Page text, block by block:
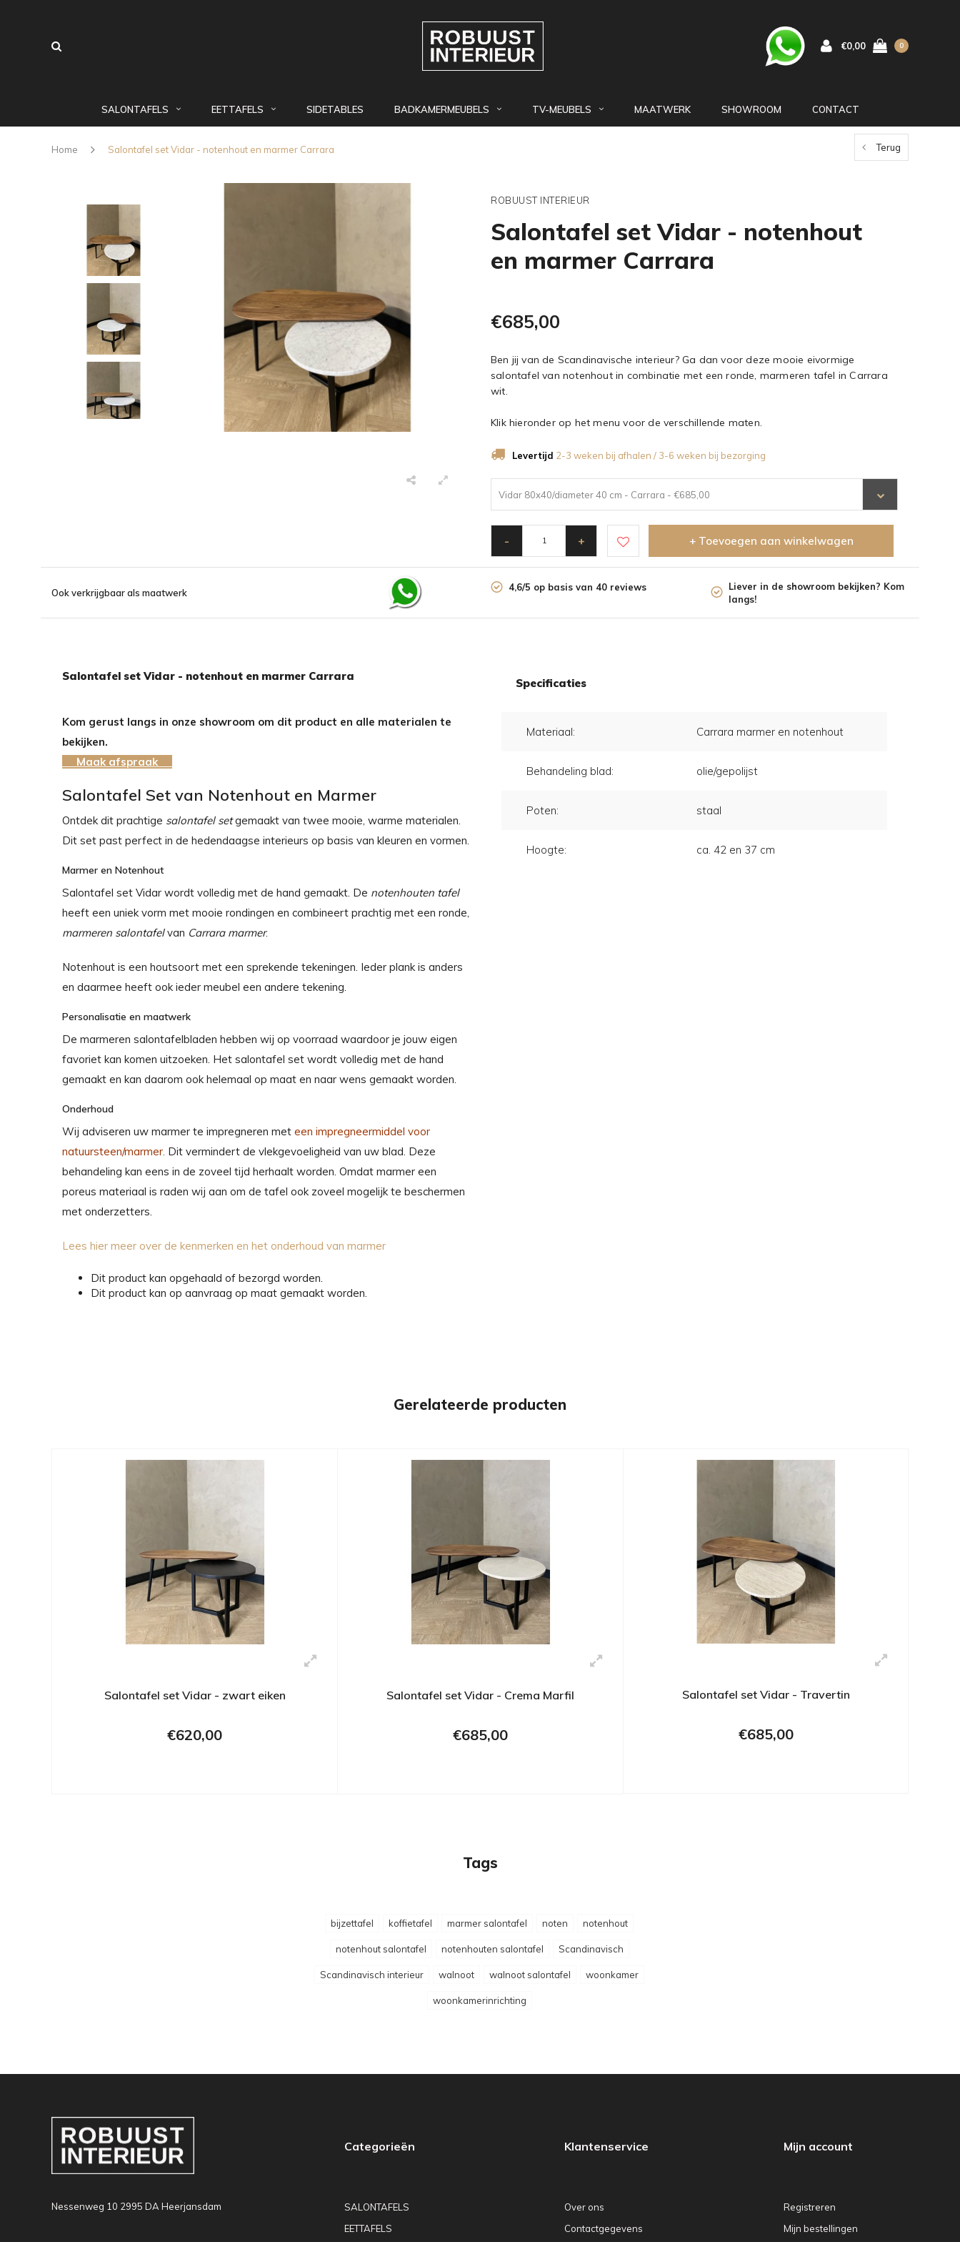
€0,00 0
SALONTAFELS EETTAFELS SIDETABLES BADKAMERMEUBELS TV-MEUBELS MAATWERK SHOWROOM CONTACT
Home Salontafel set Vidar - notenhout en marmer Carrara Terug
ROBUUST INTERIEUR
Salontafel set Vidar - notenhout
en marmer Carrara
€685,00
Ben jij van de Scandinavische interieur? Ga dan voor deze mooie eivormige
salontafel van notenhout in combinatie met een ronde, marmeren tafel in Carrara
wit.
Klik hieronder op het menu voor de verschillende maten.
Levertijd 2-3 weken bij afhalen / 3-6 weken bij bezorging
Vidar 80x40/diameter 40 cm - Carrara - €685,00
- + + Toevoegen aan winkelwagen
Ook verkrijgbaar als maatwerk 4,6/5 op basis van 40 reviews
Liever in de showroom bekijken? Kom
langs!
Salontafel set Vidar - notenhout en marmer Carrara
Kom gerust langs in onze showroom om dit product en alle materialen te
bekijken.
Maak afspraak
Salontafel Set van Notenhout en Marmer
Ontdek dit prachtige salontafel setgemaakt van twee mooie, warme materialen.
Dit set past perfect in de hedendaagse interieurs op basis van kleuren en vormen.
Marmer en Notenhout
Salontafel set Vidar wordt volledig met de hand gemaakt. De notenhouten tafel
heeft een uniek vorm met mooie rondingen en combineert prachtig met een ronde,
marmeren salontafelvan Carrara marmer.
Notenhout is een houtsoort met een sprekende tekeningen. Ieder plank is anders
en daarmee heeft ook ieder meubel een andere tekening.
Personalisatie en maatwerk
De marmeren salontafelbladen hebben wij op voorraad waardoor je jouw eigen
favoriet kan komen uitzoeken. Het salontafel set wordt volledig met de hand
gemaakt en kan daarom ook helemaal op maat en naar wens gemaakt worden.
Onderhoud
Wij adviseren uw marmer te impregneren met een impregneermiddel voor
natuursteen/marmer Dit vermindert de vlekgevoeligheid van uw blad. Deze
behandeling kan eens in de zoveel tijd herhaalt worden. Omdat marmer een
poreus materiaal is raden wij aan om de tafel ook zoveel mogelijk te beschermen
met onderzetters.
Lees hier meer over de kenmerken en het onderhoud van marmer
Dit product kan opgehaald of bezorgd worden.
Dit product kan op aanvraag op maat gemaakt worden.
Specificaties
Materiaal: Carrara marmer en notenhout
Behandeling blad: olie/gepolijst
Poten: staal
Hoogte: ca. 42 en 37 cm
Gerelateerde producten
Salontafel set Vidar - zwart eiken
€620,00
Salontafel set Vidar - Crema Marfil
€685,00
Salontafel set Vidar - Travertin
€685,00
Tags
bijzettafel koffietafel marmer salontafel noten notenhout
notenhout salontafel notenhouten salontafel Scandinavisch
Scandinavisch interieur walnoot walnoot salontafel woonkamer
woonkamerinrichting
Nessenweg 10 2995 DA Heerjansdam
Categorieën
SALONTAFELS
EETTAFELS
Klantenservice
Over ons
Contactgegevens
Mijn account
Registreren
Mijn bestellingen